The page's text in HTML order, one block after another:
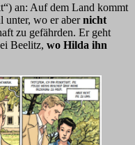
an: Auf dem Land kommt
unter, wo er abernicht
zu gefährden. Er geht
Beelitz, wo Hilda ihn